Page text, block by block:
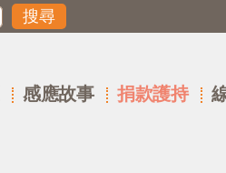
感應故事 捐款護持